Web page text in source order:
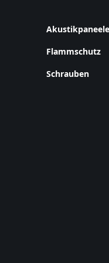
Akustikpaneele
Flammschutz
Schrauben